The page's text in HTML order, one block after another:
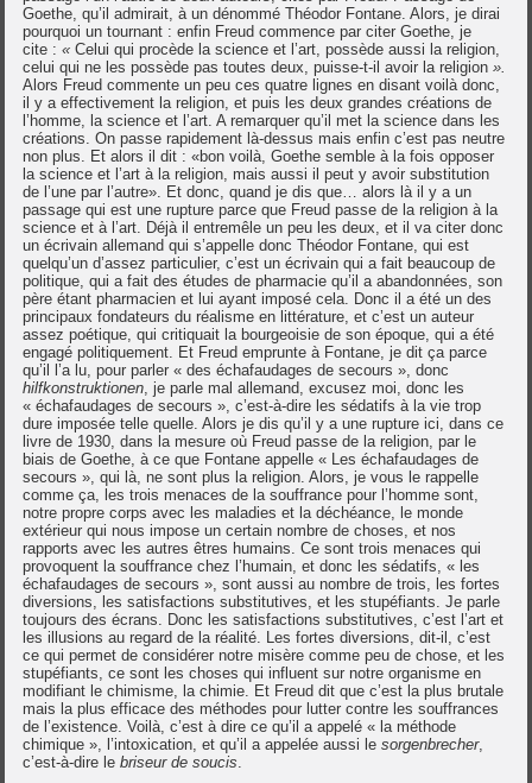
Goethe, qu’il admirait, à un dénommé Théodor Fontane. Alors, je dirai
pourquoi un tournant : enfin Freud commence par citer Goethe, je
cite :«Celui qui procède la science et l’art, possède aussi la religion,
celui qui ne les possède pas toutes deux, puisse-t-il avoir la religion ».
Alors Freud commente un peu ces quatre lignes en disant voilà donc,
il y a effectivement la religion, et puis les deux grandes créations de
l’homme, la science et l’art. A remarquer qu’il met la science dans les
créations. On passe rapidement là-dessus mais enfin c’est pas neutre
non plus. Et alors il dit : «bon voilà, Goethe semble à la fois opposer
la science et l’art à la religion, mais aussi il peut y avoir substitution
de l’une par l’autre». Et donc, quand je dis que… alors là il y a un
passage qui est une rupture parce que Freud passe de la religion à la
science et à l’art. Déjà il entremêle un peu les deux, et il va citer donc
un écrivain allemand qui s’appelle donc Théodor Fontane, qui est
quelqu’un d’assez particulier, c’est un écrivain qui a fait beaucoup de
politique, qui a fait des études de pharmacie qu’il a abandonnées, son
père étant pharmacien et lui ayant imposé cela. Donc il a été un des
principaux fondateurs du réalisme en littérature, et c’est un auteur
assez poétique, qui critiquait la bourgeoisie de son époque, qui a été
engagé politiquement. Et Freud emprunte à Fontane, je dit ça parce
qu’il l’a lu, pour parler « des échafaudages de secours », donc
hilfkonstruktionen , je parle mal allemand, excusez moi, donc les
« échafaudages de secours », c’est-à-dire les sédatifs à la vie trop
dure imposée telle quelle. Alors je dis qu’il y a une rupture ici, dans ce
livre de 1930, dans la mesure où Freud passe de la religion, par le
biais de Goethe, à ce que Fontane appelle « Les échafaudages de
secours », qui là, ne sont plus la religion. Alors, je vous le rappelle
comme ça, les trois menaces de la souffrance pour l’homme sont,
notre propre corps avec les maladies et la déchéance, le monde
extérieur qui nous impose un certain nombre de choses, et nos
rapports avec les autres êtres humains. Ce sont trois menaces qui
provoquent la souffrance chez l’humain, et donc les sédatifs, « les
échafaudages de secours », sont aussi au nombre de trois, les fortes
diversions, les satisfactions substitutives, et les stupéfiants. Je parle
toujours des écrans. Donc les satisfactions substitutives, c’est l’art et
les illusions au regard de la réalité. Les fortes diversions, dit-il, c’est
ce qui permet de considérer notre misère comme peu de chose, et les
stupéfiants, ce sont les choses qui influent sur notre organisme en
modifiant le chimisme, la chimie. Et Freud dit que c’est la plus brutale
mais la plus efficace des méthodes pour lutter contre les souffrances
de l’existence. Voilà, c’est à dire ce qu’il a appelé « la méthode
chimique », l’intoxication, et qu’il a appelée aussi lesorgenbrecher,
c’est-à-dire lebriseur de soucis